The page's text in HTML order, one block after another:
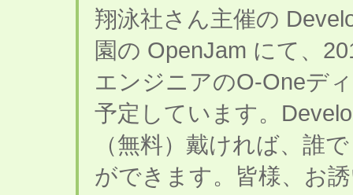
翔泳社さん主催の
園の OpenJam にて、
エンジニアのO-Oneデ
予定しています。
（無料）戴ければ、誰
ができます。皆様、お